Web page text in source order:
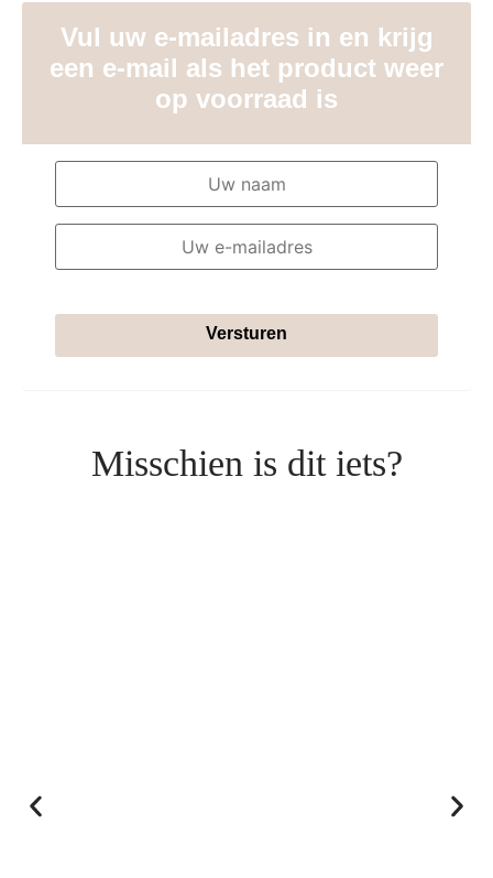
Vul uw e-mailadres in en krijg
een e-mail als het product weer
op voorraad is
Versturen
Misschien is dit iets?